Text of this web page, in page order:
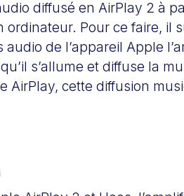
diffusé en AirPlay 2 à
ordinateur. Pour ce faire, il
de l’appareil Apple
s’allume et diffuse la
AirPlay, cette diffusion